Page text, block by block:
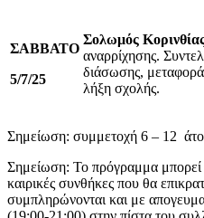
ΣΑΒΒΑΤΟ
5/7/25
Σολωμός
αναρρίχησης.
διάσωσης,
λήξη σχολής.
Σημείωση: συμμετοχή 6 – 12
Σημείωση: Το πρόγραμμα μπορεί
καιρικές συνθήκες που θα
συμπληρώνονται και με